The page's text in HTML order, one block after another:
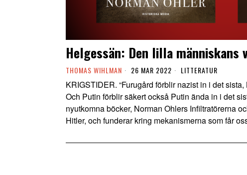
Helgessän: Den lilla människans
THOMAS WIHLMAN 26 MAR 2022 LITTERATUR
KRIGSTIDER. “Furugård förblir nazist in i det
Och Putin förblir säkert också Putin ända in i det
nyutkomna böcker, Norman Ohlers Infiltratörerna
Hitler, och funderar kring mekanismerna som får